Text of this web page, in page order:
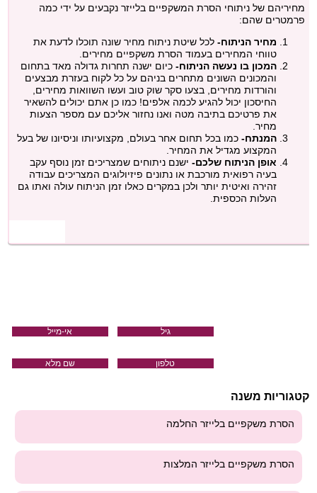
מחיריהם של ניתוחי הסרת המשקפיים בלייזר נקבעים על ידי כמה
פרמטרים שהם:
מחיר הניתוח-לכל שיטת ניתוח מחיר שונה תוכלו לדעת את
טווחי המחירים בעמוד הסרת משקפיים מחירים.
המכון בו נעשה הניתוח-כיום ישנה תחרות גדולה מאד בתחום
והמכונים השונים מתחרים בניהם על כל לקוח בעזרת מבצעים
והורדות מחירים, בצעו סקר שוק טוב ועשו השוואות מחירים,
החיסכון יכול להגיע לכמה אלפים! כמו כן אתם יכולים להשאיר
את פרטיכם בתיבה מטה ואנו נחזור אליכם עם מספר הצעות
מחיר.
המנתח-כמו בכל תחום אחר בעולם, מקצועיותו וניסיונו של בעל
המקצוע מגדיל את המחיר.
אופן הניתוח שלכם- ישנם ניתוחים שמצריכים זמן נוסף עקב
בעיה רפואית מורכבת או נתונים פיזיולוגים המצריכים עבודה
זהירה ואיטית יותר ולכן במקרים כאלו זמן הניתוח עולה ואתו גם
העלות הכספית.
אי-מייל גיל
שם מלא טלפון
קטגוריות משנה
הסרת משקפיים בלייזר החלמה
הסרת משקפיים בלייזר המלצות